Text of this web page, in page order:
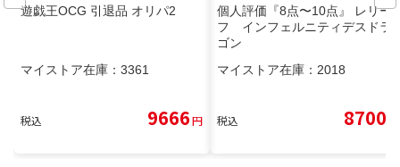
遊戯王OCG 引退品 オリパ2
マイストア在庫： 3361
税込 9666円
個人評価『8点〜10点』 レリー
フ インフェルニティデスドラ
ゴン
マイストア在庫： 2018
税込 8700